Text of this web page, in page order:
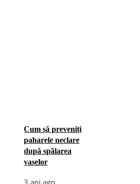
Cum să preveniți
paharele neclare
după spălarea
vaselor
3 ani ago